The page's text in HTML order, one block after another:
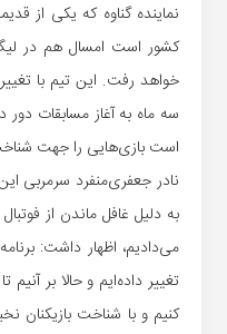
نماینده گناوه که یکی از
کشور است امسال هم در
خواهد رفت. این تیم با
سه ماه به آغاز مسابقات
است بازی‌هایی را جهت
نادر جعفری‌منفرد سرمربی
به دلیل غافل ماندن از
می‌دادیم، اظهار داشت:
تغییر داده‌ایم و حالا بر آنیم
کنیم و با شناخت بازیکنان